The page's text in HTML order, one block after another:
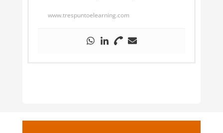
www.trespuntoelearning.com